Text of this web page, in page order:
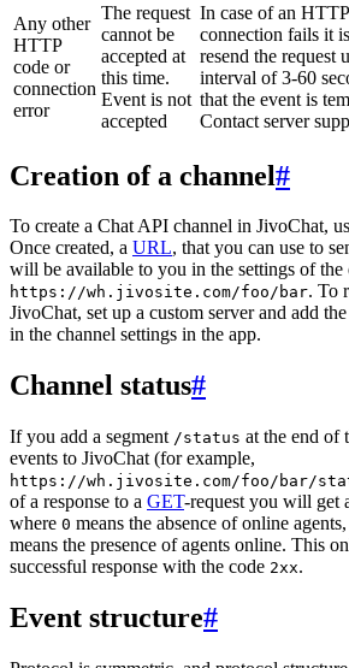
Any other
HTTP
code or
connection
error
The request
cannot be
accepted at
this time.
Event is not
accepted
In case of an
connection fails it
resend the request
interval of 3-60
that the event is
Contact server
Creation of a channel#
To create a Chat API channel in JivoChat,
Once created, a URL, that you can use to
will be available to you in the settings of the
https://wh.jivosite.com/foo/bar. To
JivoChat, set up a custom server and add
in the channel settings in the app.
Channel status#
If you add a segment /status at the end of
events to JivoChat (for example,
https://wh.jivosite.com/foo/bar/
of a response to a GET-request you will get
where 0 means the absence of online
means the presence of agents online. This
successful response with the code 2xx.
Event structure#